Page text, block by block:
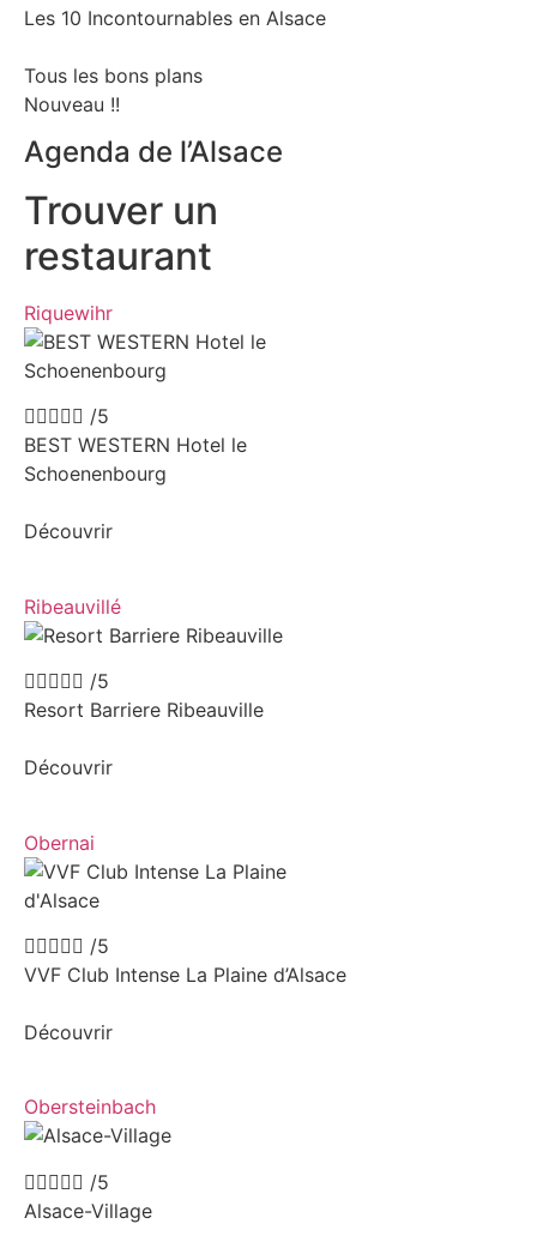
Les 10 Incontournables en Alsace
Tous les bons plans
Nouveau !!
Agenda de l’Alsace
Trouver un
restaurant
Riquewihr
 /5
BEST WESTERN Hotel le
Schoenenbourg
Découvrir
Ribeauvillé
 /5
Resort Barriere Ribeauville
Découvrir
Obernai
 /5
VVF Club Intense La Plaine d’Alsace
Découvrir
Obersteinbach
 /5
Alsace-Village